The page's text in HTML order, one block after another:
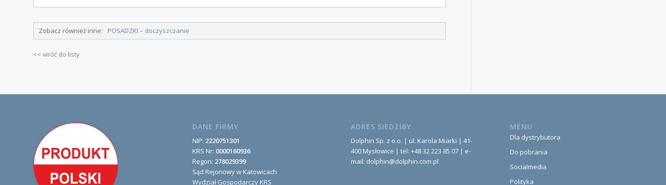
Zobacz również inne: POSADZKI – doczyszczanie
<< wróć do listy
DANE FIRMY
NIP: 2220751301
KRS Nr: 0000160936
Regon: 278029399
Sąd Rejonowy w Katowicach
Wydział Gospodarczy KRS
ADRES SIEDZIBY
Dolphin Sp. z o.o. | ul. Karola Miarki | 41-
400 Mysłowice | tel: +48 32 223 85 07 | e-
mail: dolphin@dolphin.com.pl
MENU
Dla dystrybutora
Do pobrania
Socialmedia
Polityka